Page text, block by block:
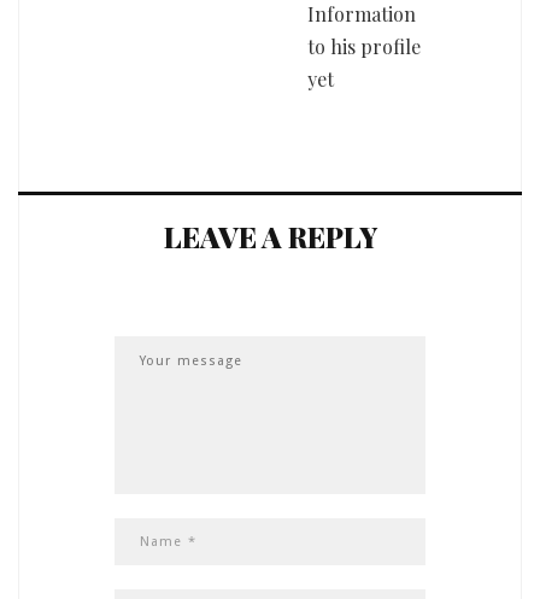
Information
to his profile
yet
LEAVE A REPLY